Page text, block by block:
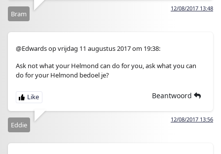
12/08/2017 13:48
Bram
@Edwards op vrijdag 11 augustus 2017 om 19:38:
Ask not what your Helmond can do for you, ask what you can
do for your Helmond bedoel je?
Beantwoord
12/08/2017 13:56
Eddie